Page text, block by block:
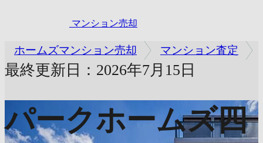
マンション売却
ホームズマンション売却 マンション査定
最終更新日：2026年7月15日
パークホームズ四